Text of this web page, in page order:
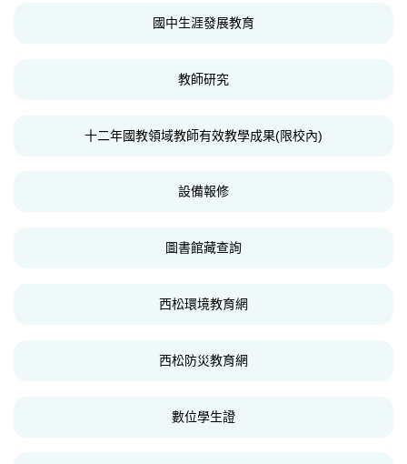
國中生涯發展教育
教師研究
十二年國教領域教師有效教學成果(限校內)
設備報修
圖書館藏查詢
西松環境教育網
西松防災教育網
數位學生證